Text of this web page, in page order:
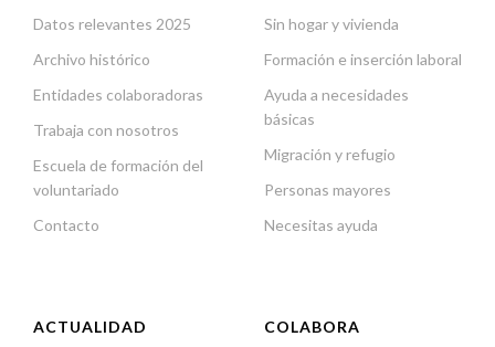
Datos relevantes 2025
Archivo histórico
Entidades colaboradoras
Trabaja con nosotros
Escuela de formación del
voluntariado
Contacto
Sin hogar y vivienda
Formación e inserción laboral
Ayuda a necesidades
básicas
Migración y refugio
Personas mayores
Necesitas ayuda
ACTUALIDAD COLABORA